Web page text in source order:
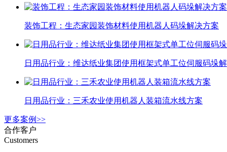
装饰工程：生态家园装饰材料使用机器人码垛解决方案
日用品行业：维达纸业集团使用框架式单工位伺服码垛
日用品行业：三禾农业使用机器人装箱流水线方案
更多案例>>
合作客户
Customers